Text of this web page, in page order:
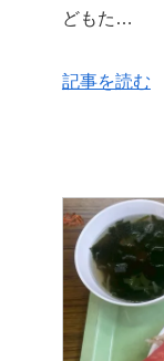
どもた…
記事を読む